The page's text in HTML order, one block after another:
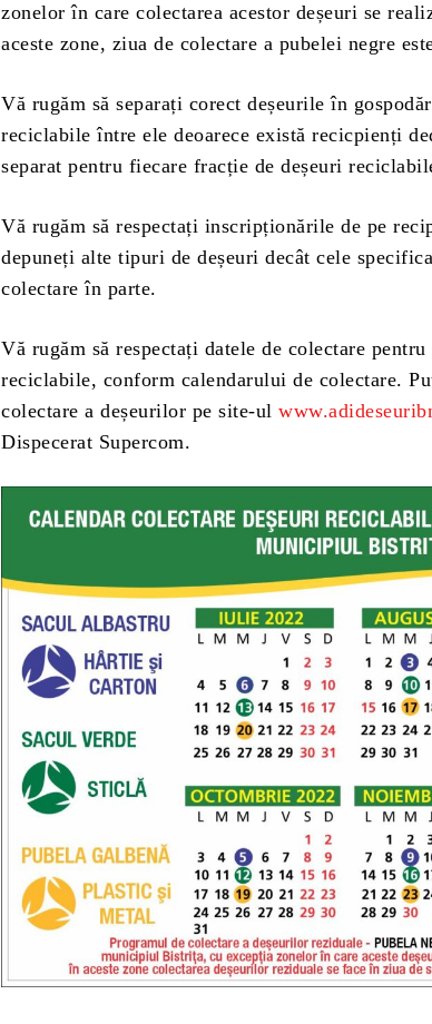
zonelor în care colectarea acestor deșeuri se
aceste zone, ziua de colectare a pubelei negre
Vă rugăm să separați corect deșeurile în
reciclabile între ele deoarece există recicpienți
separat pentru fiecare fracție de deșeuri
Vă rugăm să respectați inscripționările de pe
depuneți alte tipuri de deșeuri decât cele
colectare în parte.
Vă rugăm să respectați datele de colectare
reciclabile, conform calendarului de colectare.
colectare a deșeurilor pe site-ul
Dispecerat Supercom.